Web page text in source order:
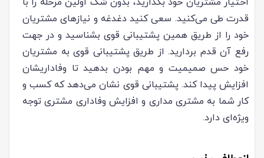
قدرت طی می‌کنید. سعی کنید دغدغه‌ و نیازهای مشتریان
خود را از طریق همین پشتیبانی قوی بشناسید و در جهت
رفع آن قدم بردارید. از طریق پشتیبانی قوی به مشتریان
خود حس صمیمیت و مهم بودن بدهید تا وفاداریشان
افزایش پیدا کند. پشتیبانی قوی نشان می‌دهد که کسب و
کار شما به مشتری مداری و افزایش وفاداری مشتری توجه
ویژه‌ای دارد.